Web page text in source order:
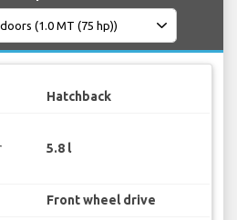
Hatchback
5.8 l
Front wheel drive